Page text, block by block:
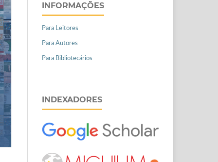
INFORMAÇÕES
Para Leitores
Para Autores
Para Bibliotecários
INDEXADORES